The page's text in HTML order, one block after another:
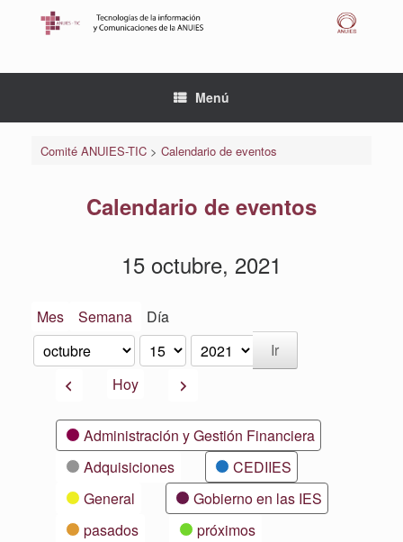
Menú
Comité ANUIES-TIC> Calendario de eventos
Calendario de eventos
15 octubre, 2021
Mes Semana Día
Mes
Día
Año
AnteriorHoy Siguiente
CategoríasAdministración y Gestión Financiera
Adquisiciones
CEDIIES
General
Gobierno en las IES
pasados
próximos